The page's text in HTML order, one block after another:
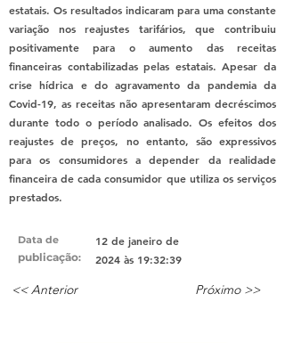
estatais. Os resultados indicaram para uma constante
variação nos reajustes tarifários, que contribuiu
positivamente para o aumento das receitas
financeiras contabilizadas pelas estatais. Apesar da
crise hídrica e do agravamento da pandemia da
Covid-19, as receitas não apresentaram decréscimos
durante todo o período analisado. Os efeitos dos
reajustes de preços, no entanto, são expressivos
para os consumidores a depender da realidade
financeira de cada consumidor que utiliza os serviços
prestados.
Data de
publicação:
12 de janeiro de
2024 às 19:32:39
<< Anterior Próximo >>